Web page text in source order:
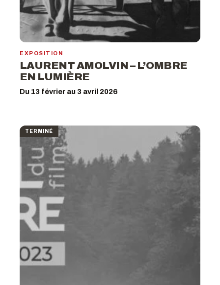
EXPOSITION
LAURENT AMOLVIN – L’OMBRE
EN LUMIÈRE
Du 13 février au 3 avril 2026
TERMINÉ